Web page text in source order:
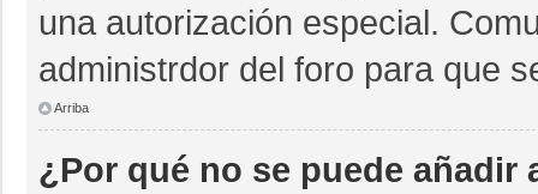
una autorización especial.
administrdor del foro para que
Arriba
¿Por qué no se puede